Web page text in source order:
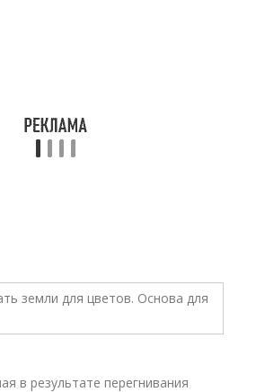
в результате перегнивания